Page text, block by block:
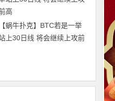
【蜗牛扑克】BTC若是一举
上30日线 将会继续上攻前